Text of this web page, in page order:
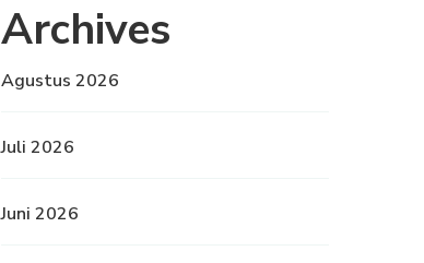
Archives
Agustus 2026
Juli 2026
Juni 2026